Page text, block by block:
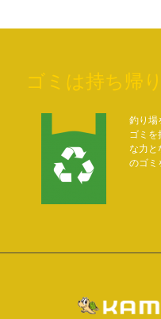
ゴミは持ち帰
釣り場
ゴミを
な力と
のゴミ